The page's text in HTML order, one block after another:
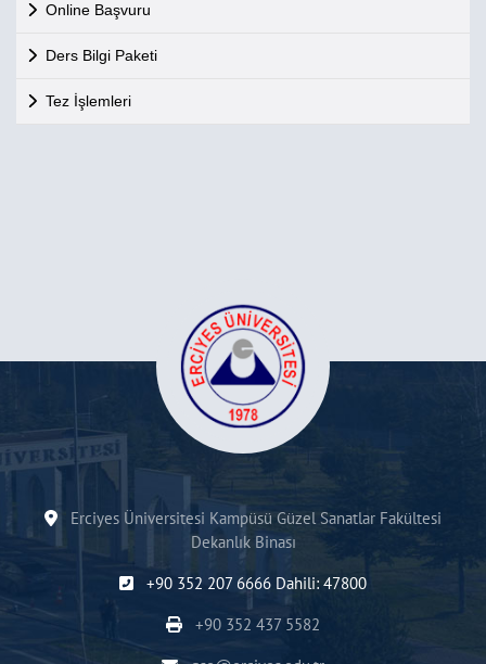
Online Başvuru
Ders Bilgi Paketi
Tez İşlemleri
Erciyes Üniversitesi Kampüsü Güzel Sanatlar Fakültesi
Dekanlık Binası
+90 352 207 6666 Dahili: 47800
+90 352 437 5582